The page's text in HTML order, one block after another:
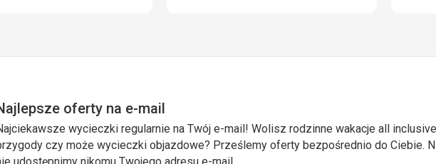
oferty na e-mail
wycieczki regularnie na Twój e-mail! Wolisz rodzinne wakacje all
czy może wycieczki objazdowe? Prześlemy oferty bezpośrednio do Ciebie.
udostępnimy nikomu Twojego adresu e-mail.